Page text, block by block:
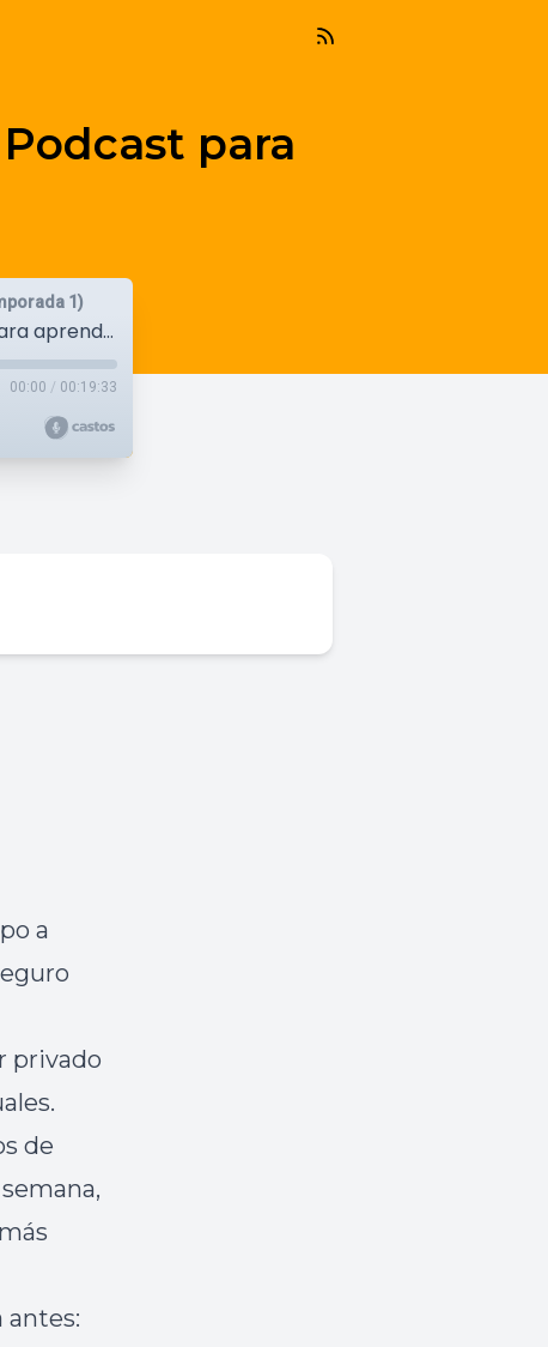
para
1)
#27a Let's practice 2nd conditional | Podcast para aprender inglés | B1
00:00 / 00:19:33
a
privado
de
antes: